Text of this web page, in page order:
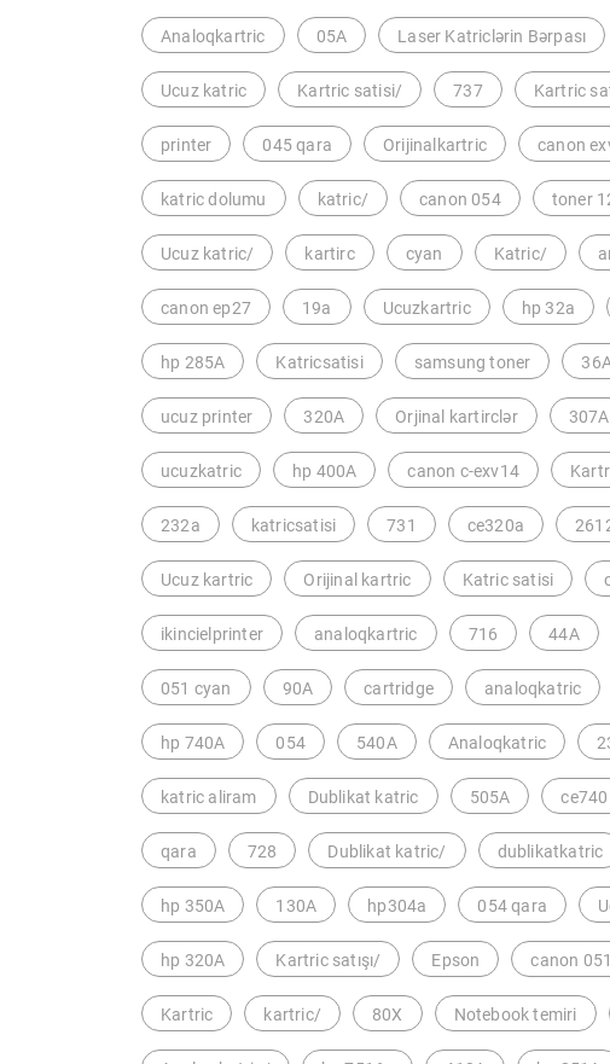
Analoqkartric 05A Laser Katriclərin Bərpası
Ucuz katric Kartric satisi/ 737 Kartric
printer 045 qara Orijinalkartric canon
katric dolumu katric/ canon 054 toner
Ucuz katric/ kartirc cyan Katric/
canon ep27 19a Ucuzkartric hp 32a
hp 285A Katricsatisi samsung toner
ucuz printer 320A Orjinal kartirclər 307A
ucuzkatric hp 400A canon c-exv14
232a katricsatisi 731 ce320a
Ucuz kartric Orijinal kartric Katric satisi
ikincielprinter analoqkartric 716 44A
051 cyan 90A cartridge analoqkatric
hp 740A 054 540A Analoqkatric
katric aliram Dublikat katric 505A ce740
qara 728 Dublikat katric/ dublikatkatric
hp 350A 130A hp304a 054 qara
hp 320A Kartric satışı/ Epson canon 051
Kartric kartric/ 80X Notebook temiri